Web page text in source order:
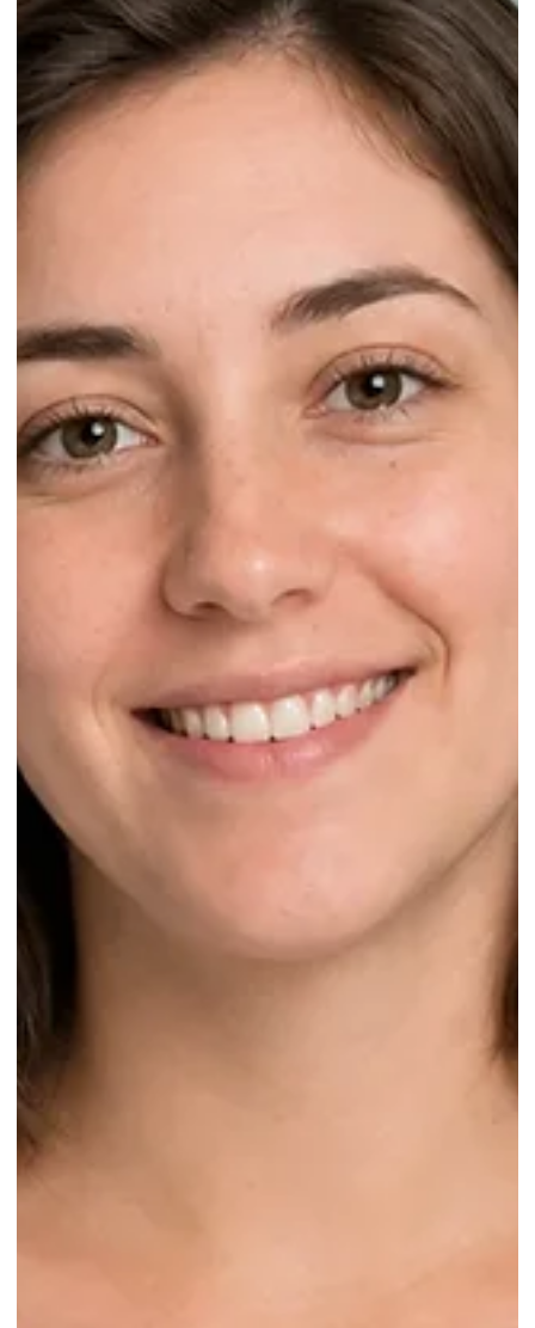
vor 3 Tagen 5 Min. Lesezeit
Eine Pflegekraft für zuhause finden: Worauf
achten?
Eine Pflegekraft für zuhause zu finden, entlastet Familien.
Worauf Sie bei Auswahl, Kosten, Qualität und dem ersten